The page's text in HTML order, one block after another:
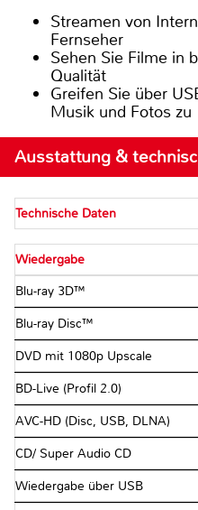
Streamen von
Fernseher
Sehen Sie Filme in
Qualität
Greifen Sie über
Musik und Fotos zu
Ausstattung &
Technische Daten
Wiedergabe
Blu-ray 3D™
Blu-ray Disc™
DVD mit 1080p Upscale
BD-Live (Profil 2.0)
AVC-HD (Disc, USB, DLNA)
CD/ Super Audio CD
Wiedergabe über USB